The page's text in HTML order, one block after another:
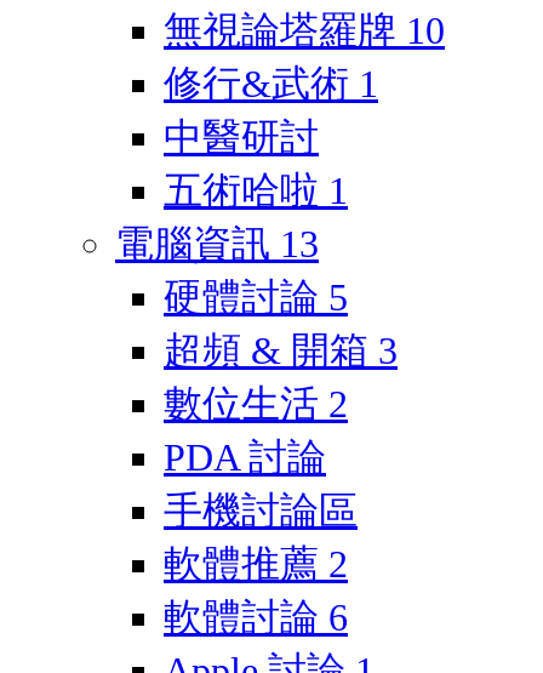
無視論塔羅牌 10
修行&武術 1
中醫研討
五術哈啦 1
電腦資訊 13
硬體討論 5
超頻 & 開箱 3
數位生活 2
PDA 討論
手機討論區
軟體推薦 2
軟體討論 6